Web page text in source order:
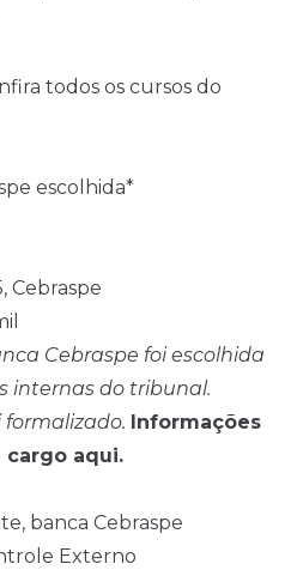
todos os cursos do
escolhida*
Cebraspe
Cebraspe foi escolhida
internas do tribunal.
Informações
cargo aqui.
banca Cebraspe
Externo